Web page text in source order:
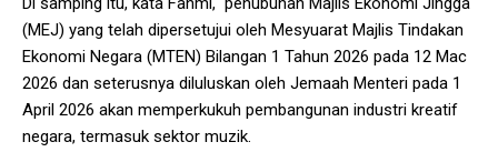
(MEJ) yang telah dipersetujui oleh Mesyuarat Majlis Tindakan
Ekonomi Negara (MTEN) Bilangan 1 Tahun 2026 pada 12 Mac
2026 dan seterusnya diluluskan oleh Jemaah Menteri pada 1
April 2026 akan memperkukuh pembangunan industri kreatif
negara, termasuk sektor muzik.